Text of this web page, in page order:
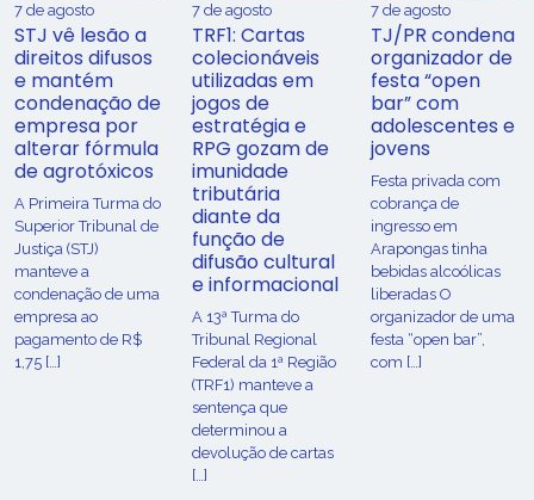
7 de agosto
STJ vê lesão a
direitos difusos
e mantém
condenação de
empresa por
alterar fórmula
de agrotóxicos
​A Primeira Turma do
Superior Tribunal de
Justiça (STJ)
manteve a
condenação de uma
empresa ao
pagamento de R$
1,75 […]
7 de agosto
TRF1: Cartas
colecionáveis
utilizadas em
jogos de
estratégia e
RPG gozam de
imunidade
tributária
diante da
função de
difusão cultural
e informacional
A 13ª Turma do
Tribunal Regional
Federal da 1ª Região
(TRF1) manteve a
sentença que
determinou a
devolução de cartas
[…]
7 de agosto
TJ/PR condena
organizador de
festa “open
bar” com
adolescentes e
jovens
Festa privada com
cobrança de
ingresso em
Arapongas tinha
bebidas alcoólicas
liberadas O
organizador de uma
festa “open bar”,
com […]